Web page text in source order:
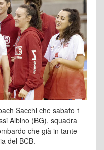
Sacchi che sabato 1
Albino (BG), squadra
che già in tante
del BCB.